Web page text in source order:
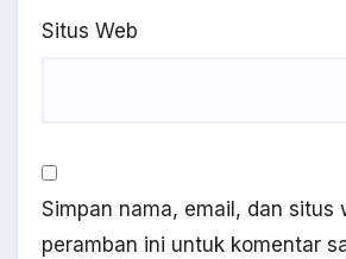
Situs Web
Simpan nama, email, dan situs
peramban ini untuk komentar